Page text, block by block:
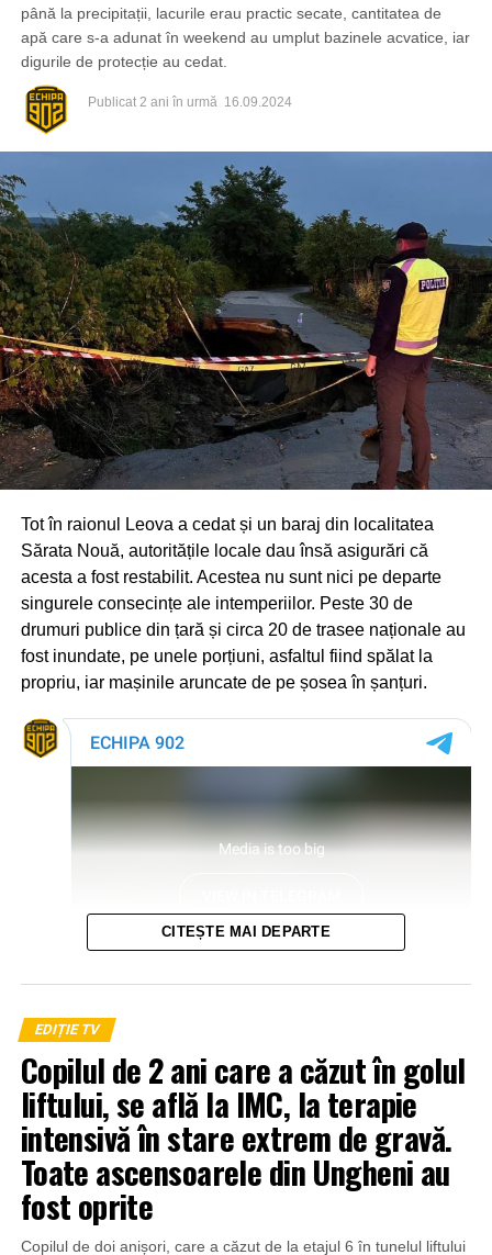
până la precipitații, lacurile erau practic secate, cantitatea de
apă care s-a adunat în weekend au umplut bazinele acvatice, iar
digurile de protecție au cedat.
Publicat 2 ani în urmă 16.09.2024
Tot în raionul Leova a cedat și un baraj din localitatea
Sărata Nouă, autoritățile locale dau însă asigurări că
acesta a fost restabilit. Acestea nu sunt nici pe departe
singurele consecințe ale intemperiilor. Peste 30 de
drumuri publice din țară și circa 20 de trasee naționale au
fost inundate, pe unele porțiuni, asfaltul fiind spălat la
propriu, iar mașinile aruncate de pe șosea în șanțuri.
CITEȘTE MAI DEPARTE
EDIȚIE TV
Copilul de 2 ani care a căzut în golul
liftului, se află la IMC, la terapie
intensivă în stare extrem de gravă.
Toate ascensoarele din Ungheni au
fost oprite
Copilul de doi anișori, care a căzut de la etajul 6 în tunelul liftului